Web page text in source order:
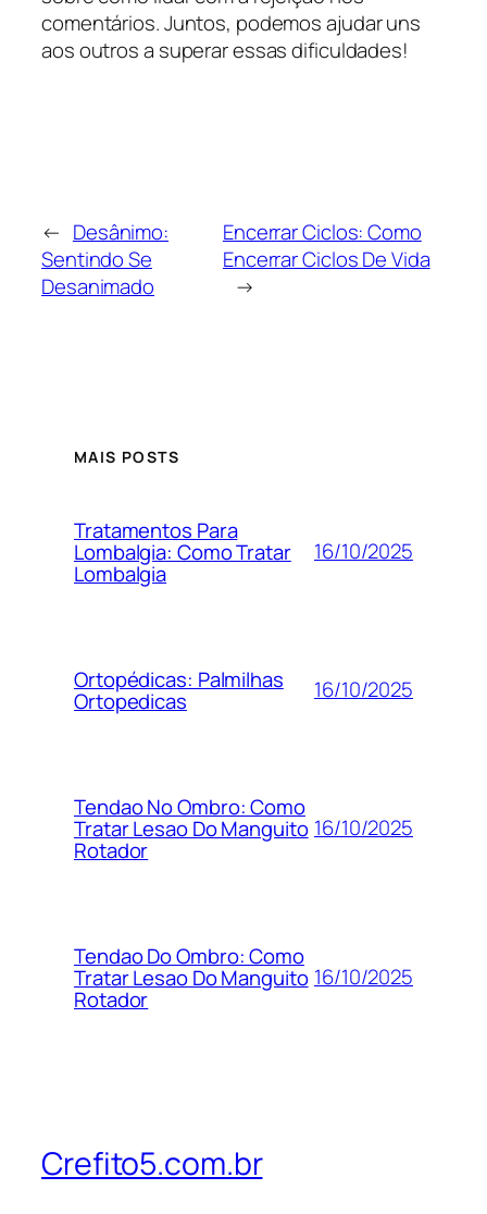
comentários. Juntos, podemos ajudar uns
aos outros a superar essas dificuldades!
← Desânimo:
Sentindo Se
Desanimado
Encerrar Ciclos: Como
Encerrar Ciclos De Vida
→
MAIS POSTS
Tratamentos Para
Lombalgia: Como Tratar
Lombalgia
16/10/2025
Ortopédicas: Palmilhas
Ortopedicas 16/10/2025
Tendao No Ombro: Como
Tratar Lesao Do Manguito
Rotador
16/10/2025
Tendao Do Ombro: Como
Tratar Lesao Do Manguito
Rotador
16/10/2025
Crefito5.com.br